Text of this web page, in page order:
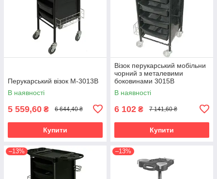
Перукарський візок М-3013В
В наявності
5 559,60 ₴ 6 644,40 ₴
Купити
Візок перукарський мобільни
чорний з металевими
боковинами 3015В
В наявності
6 102 ₴ 7 141,60 ₴
Купити
–13% –13%